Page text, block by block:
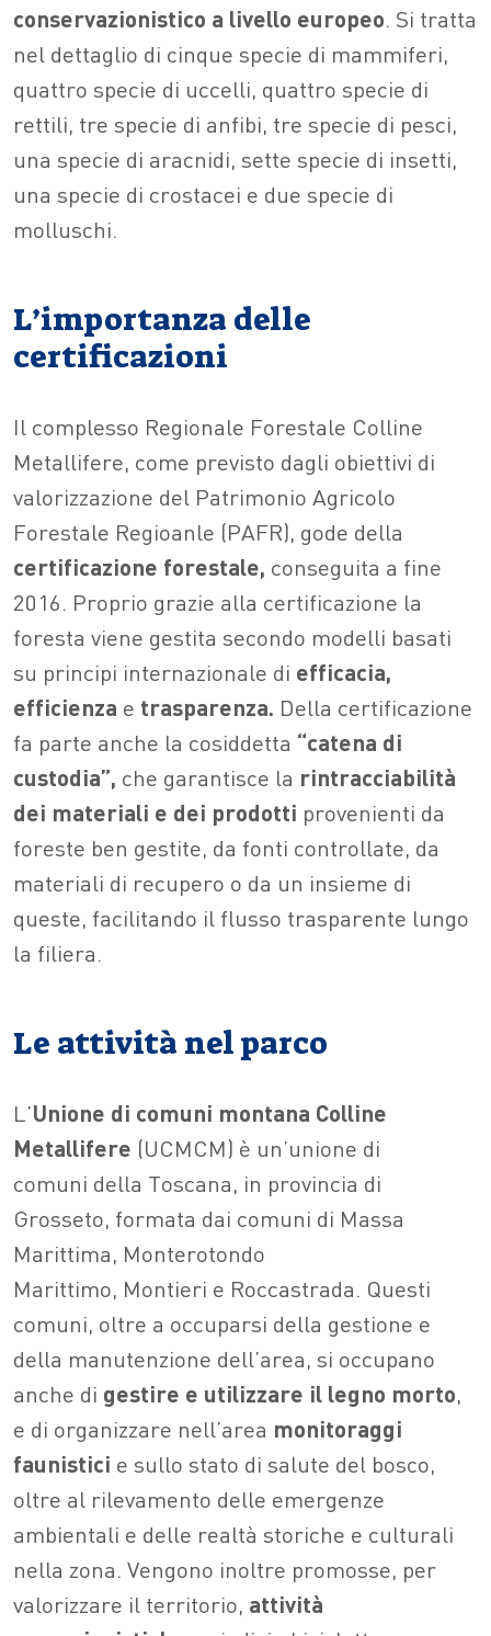
conservazionistico a livello europeo. Si tratta
nel dettaglio di cinque specie di mammiferi,
quattro specie di uccelli, quattro specie di
rettili, tre specie di anfibi, tre specie di pesci,
una specie di aracnidi, sette specie di insetti,
una specie di crostacei e due specie di
molluschi.
L’importanza delle
certificazioni
Il complesso Regionale Forestale Colline
Metallifere, come previsto dagli obiettivi di
valorizzazione del Patrimonio Agricolo
Forestale Regioanle (PAFR), gode della
certificazione forestale, conseguita a fine
2016. Proprio grazie alla certificazione la
foresta viene gestita secondo modelli basati
su principi internazionale di efficacia,
efficienza e trasparenza. Della certificazione
fa parte anche la cosiddetta “catena di
custodia”, che garantisce la rintracciabilità
dei materiali e dei prodotti provenienti da
foreste ben gestite, da fonti controllate, da
materiali di recupero o da un insieme di
queste, facilitando il flusso trasparente lungo
la filiera.
Le attività nel parco
L’Unione di comuni montana Colline
Metallifere (UCMCM) è un’unione di
comuni della Toscana, in provincia di
Grosseto, formata dai comuni di Massa
Marittima, Monterotondo
Marittimo, Montieri e Roccastrada. Questi
comuni, oltre a occuparsi della gestione e
della manutenzione dell’area, si occupano
anche di gestire e utilizzare il legno morto,
e di organizzare nell’area monitoraggi
faunistici e sullo stato di salute del bosco,
oltre al rilevamento delle emergenze
ambientali e delle realtà storiche e culturali
nella zona. Vengono inoltre promosse, per
valorizzare il territorio, attività